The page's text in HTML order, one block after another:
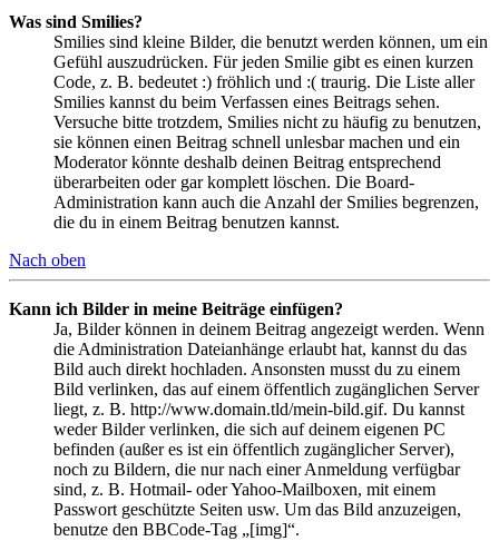
Was sind Smilies?
Smilies sind kleine Bilder, die benutzt werden können, um ein
Gefühl auszudrücken. Für jeden Smilie gibt es einen kurzen
Code, z. B. bedeutet :) fröhlich und :( traurig. Die Liste aller
Smilies kannst du beim Verfassen eines Beitrags sehen.
Versuche bitte trotzdem, Smilies nicht zu häufig zu benutzen,
sie können einen Beitrag schnell unlesbar machen und ein
Moderator könnte deshalb deinen Beitrag entsprechend
überarbeiten oder gar komplett löschen. Die Board-
Administration kann auch die Anzahl der Smilies begrenzen,
die du in einem Beitrag benutzen kannst.
Nach oben
Kann ich Bilder in meine Beiträge einfügen?
Ja, Bilder können in deinem Beitrag angezeigt werden. Wenn
die Administration Dateianhänge erlaubt hat, kannst du das
Bild auch direkt hochladen. Ansonsten musst du zu einem
Bild verlinken, das auf einem öffentlich zugänglichen Server
liegt, z. B. http://www.domain.tld/mein-bild.gif. Du kannst
weder Bilder verlinken, die sich auf deinem eigenen PC
befinden (außer es ist ein öffentlich zugänglicher Server),
noch zu Bildern, die nur nach einer Anmeldung verfügbar
sind, z. B. Hotmail- oder Yahoo-Mailboxen, mit einem
Passwort geschützte Seiten usw. Um das Bild anzuzeigen,
benutze den BBCode-Tag „[img]“.